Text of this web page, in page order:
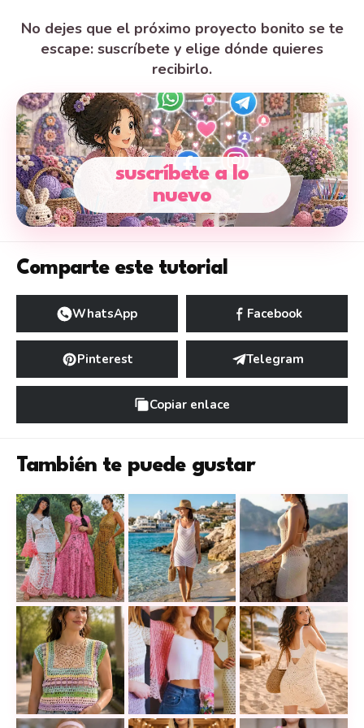
No dejes que el próximo proyecto bonito se te
escape: suscríbete y elige dónde quieres
recibirlo.
suscríbete a lo
nuevo
Comparte este tutorial
WhatsApp Facebook
Pinterest Telegram
Copiar enlace
También te puede gustar
30 vestidos largos a crochet con tutoriales,
Cómo hacer un vestido de playa
Vestido a
Esta camiseta a crochet tiene el equilibrio
14 ideas de prendas a crochet
¡Tu prenda de